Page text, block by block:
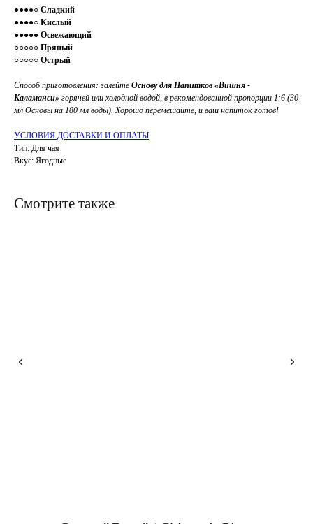
●●●●○ Сладкий
●●●●○ Кислый
●●●●● Освежающий
○○○○○ Пряный
○○○○○ Острый
Способ приготовления: залейте Основу для Напитков «Вишня -
Каламанси» горячей или холодной водой, в рекомендованной пропорции 1:6 (30
мл Основы на 180 мл воды). Хорошо перемешайте, и ваш напиток готов!
УСЛОВИЯ ДОСТАВКИ И ОПЛАТЫ
Тип: Для чая
Вкус: Ягодные
Смотрите также